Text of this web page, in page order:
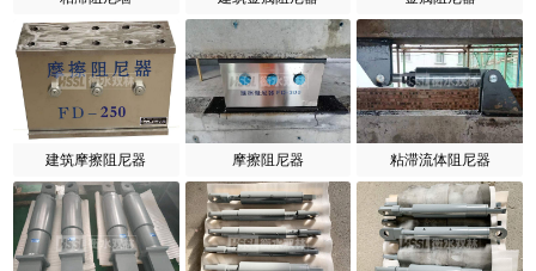
建筑摩擦阻尼器 摩擦阻尼器 粘滞流体阻尼器